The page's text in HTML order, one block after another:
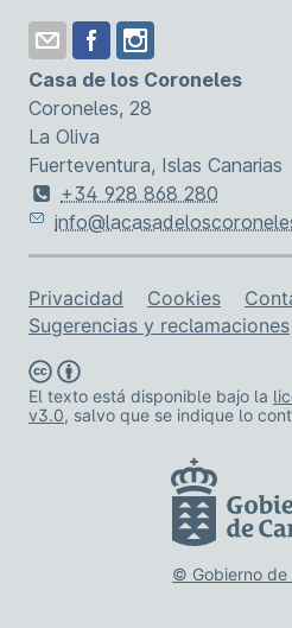
Casa de los Coroneles
Coroneles, 28
La Oliva
Fuerteventura, Islas Canarias
+34 928 868 280
Enlaces de asistencia
Privacidad Cookies
Sugerencias y reclamaciones
El texto está disponible bajo la
v3.0, salvo que se indique lo
© Gobierno de